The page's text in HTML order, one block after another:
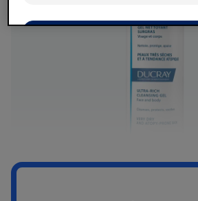
Accetta tutti i cookie